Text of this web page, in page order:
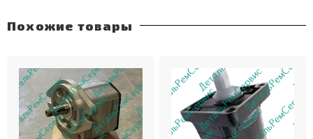
Похожие товары